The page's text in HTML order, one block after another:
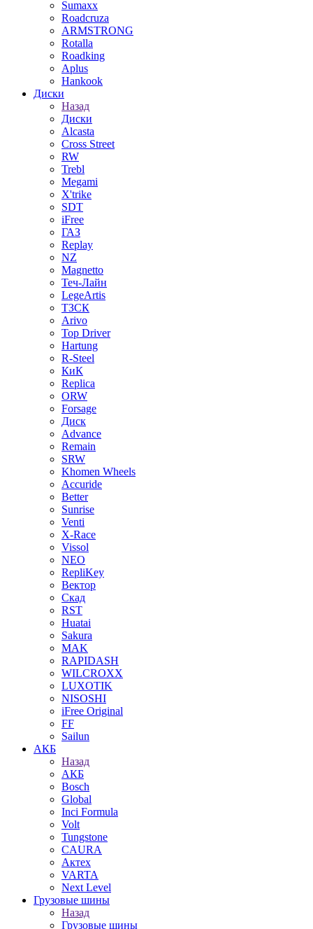
Sumaxx
Roadcruza
ARMSTRONG
Rotalla
Roadking
Aplus
Hankook
Диски
Назад
Диски
Alcasta
Cross Street
RW
Trebl
Megami
X'trike
SDT
iFree
ГАЗ
Replay
NZ
Magnetto
Теч-Лайн
LegeArtis
ТЗСК
Arivo
Top Driver
Hartung
R-Steel
КиК
Replica
ORW
Forsage
Диск
Advance
Remain
SRW
Khomen Wheels
Accuride
Better
Sunrise
Venti
X-Race
Vissol
NEO
RepliKey
Вектор
Скад
RST
Huatai
Sakura
MAK
RAPIDASH
WILCROXX
LUXOTIK
NISOSHI
iFree Original
FF
Sailun
АКБ
Назад
АКБ
Bosch
Global
Inci Formula
Volt
Tungstone
CAURA
Актех
VARTA
Next Level
Грузовые шины
Назад
Грузовые шины